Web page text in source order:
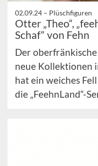
02.09.24 – Plüschfiguren
Otter „Theo“,
Schaf“ von Fehn
Der
neue Kollektionen
hat ein weiches
die „FeehnLand“-